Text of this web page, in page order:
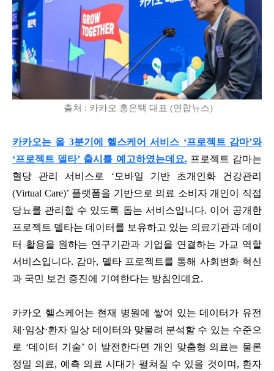
출처 : 카카오 홍은택 대표 (연합뉴스)
카카오는 올 3분기에 헬스케어 서비스 ‘프로젝트 감마’와
‘프로젝트 델타’ 출시를 예고하였는데요.프로젝트 감마는
혈당 관리 서비스로 ‘모바일 기반 초개인화 건강관리
(Virtual Care)’ 플랫폼을 기반으로 의료 소비자 개인이 직접
당뇨를 관리할 수 있도록 돕는 서비스입니다. 이어 공개한
프로젝트 델타는 데이터를 보유하고 있는 의료기관과 데이
터 활용을 원하는 연구기관과 기업을 연결하는 가교 역할
서비스입니다. 감마, 델타 프로젝트를 통해 사회변화 혁신
과 국민 보건 증진에 기여한다는 방침인데요.
카카오 헬스케어는 현재 병원에 쌓여 있는 데이터가 유전
체⋅임상⋅환자 일상 데이터와 맞물려 분석할 수 있는 수준으
로 ‘데이터 기술’ 이 발전한다면 개인 맞춤형 의료는 물론
정밀 의료, 예측 의료 시대가 펼쳐질 수 있을 것이며, 환자